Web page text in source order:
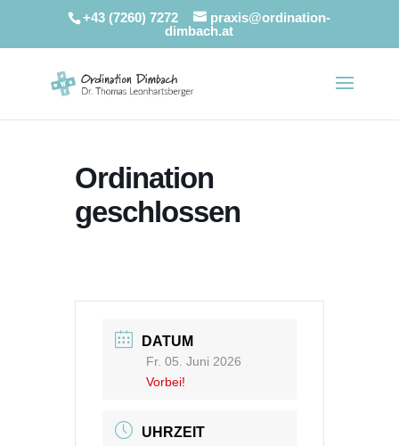
+43 (7260) 7272
praxis@ordination-
dimbach.at
Ordination
geschlossen
DATUM
Fr. 05. Juni 2026
Vorbei!
UHRZEIT